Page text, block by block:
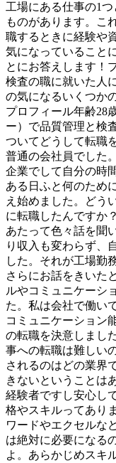
工場にある仕事の1
ものがあります。こ
職するときに経験や
気になっていること
とにお答えします！
検査の職に就いた人
の気になるいくつか
プロフィール年齢28
ー）で品質管理と検
ついてどうして転職
普通の会社員でした
企業でして自分の時
ある日ふと何のため
え始めました。どう
に転職したんですか
あたって色々話を聞
り収入も変わらず、
した。それが工場勤
さらにお話をきいた
ルやコミュニケーシ
た。私は会社で働い
コミュニケーション
の転職を決意しまし
事への転職は難しい
されるのはどの業界
きないということは
経験者ですし安心し
格やスキルってあり
ワードやエクセルな
は絶対に必要になる
よ。あらかじめスキ